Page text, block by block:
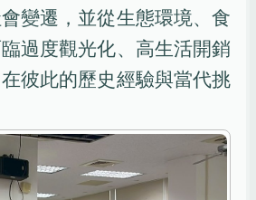
變遷，並從生態環境、食
過度觀光化、高生活開銷
彼此的歷史經驗與當代挑